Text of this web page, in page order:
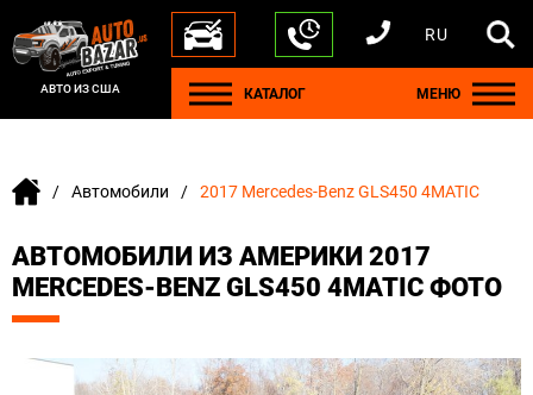
АВТО ИЗ США
+1 440 212 5612
+380 63 445 8605
---
+7 701 784 4450
+375 17 337 2065
RU
КАТАЛОГ МЕНЮ
Автомобили 2017 Mercedes-Benz GLS450 4MATIC
АВТОМОБИЛИ ИЗ АМЕРИКИ 2017
MERCEDES-BENZ GLS450 4MATIC ФОТО